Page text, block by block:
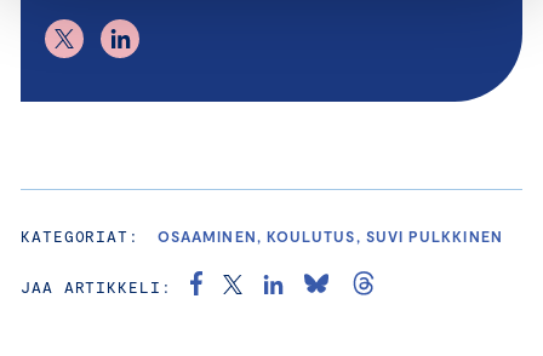
KATEGORIAT: OSAAMINEN, KOULUTUS, SUVI PULKKINEN
JAA ARTIKKELI: